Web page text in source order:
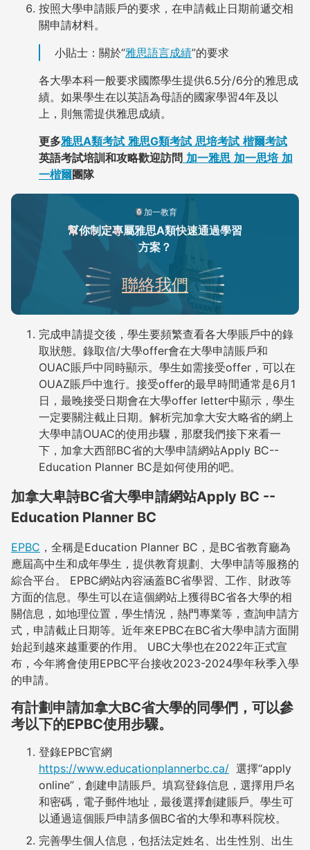
按照大學申請賬戶的要求，在申請截止日期前遞交相
關申請材料。
小貼士：關於“雅思語言成績”的要求
各大學本科一般要求國際學生提供6.5分/6分的雅思成
績。如果學生在以英語為母語的國家學習4年及以
上，則無需提供雅思成績。
更多雅思A類考試 雅思G類考試 思培考試 楷爾考試
英語考試培訓和攻略歡迎訪問 加一雅思 加一思培 加
一楷爾團隊
加一教育
幫你制定專屬雅思A類快速通過學習
方案？
聯絡我們
完成申請提交後，學生要頻繁查看各大學賬戶中的錄
取狀態。錄取信/大學offer會在大學申請賬戶和
OUAC賬戶中同時顯示。學生如需接受offer，可以在
OUAZ賬戶中進行。接受offer的最早時間通常是6月1
日，最晚接受日期會在大學offer letter中顯示，學生
一定要關注截止日期。解析完加拿大安大略省的網上
大學申請OUAC的使用步驟，那麼我們接下來看一
下，加拿大西部BC省的大學申請網站Apply BC--
Education Planner BC是如何使用的吧。
加拿大卑詩BC省大學申請網站Apply BC --
Education Planner BC
EPBC ，全稱是Education Planner BC，是BC省教育廳為
應屆高中生和成年學生，提供教育規劃、大學申請等服務的
綜合平台。 EPBC網站內容涵蓋BC省學習、工作、財政等
方面的信息。學生可以在這個網站上獲得BC省各大學的相
關信息，如地理位置，學生情況，熱門專業等，查詢申請方
式，申請截止日期等。近年來EPBC在BC省大學申請方面開
始起到越來越重要的作用。 UBC大學也在2022年正式宣
布，今年將會使用EPBC平台接收2023-2024學年秋季入學
的申請。
有計劃申請加拿大BC省大學的同學們，可以參
考以下的EPBC使用步驟。
登錄EPBC官網
https://www.educationplannerbc.ca/ 選擇“apply
online”，創建申請賬戶。填寫登錄信息，選擇用戶名
和密碼，電子郵件地址，最後選擇創建賬戶。學生可
以通過這個賬戶申請多個BC省的大學和專科院校。
完善學生個人信息，包括法定姓名、出生性別、出生